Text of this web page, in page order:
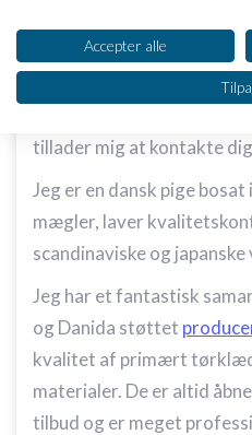
Hej Inuk
tillader mig at kontakte
Jeg er en dansk pige
mægler, laver
scandinaviske og
Jeg har et fantastisk
og Danida støttet
kvalitet af primært
materialer. De er altid
tilbud og er meget
Se partnerliste (2 IAB-
Vi bruger dine data til følgende formål:
IAB's behandlingsformål:
enhed
Bruge begrænsede
annoncering
Oprette profiler til tilpasset
Bruge profiler til at vælge
annoncering
Oprette profiler for at
Bruge profiler til at vælge
Accepter alle